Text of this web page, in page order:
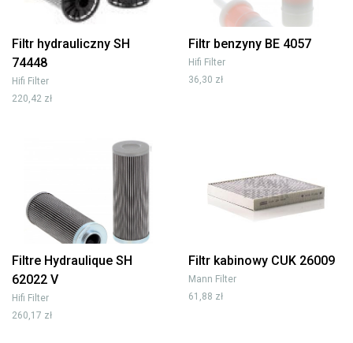
Filtr hydrauliczny SH
74448
Hifi Filter
220,42 zł
Filtr benzyny BE 4057
Hifi Filter
36,30 zł
Filtre Hydraulique SH
62022 V
Hifi Filter
260,17 zł
Filtr kabinowy CUK 26009
Mann Filter
61,88 zł